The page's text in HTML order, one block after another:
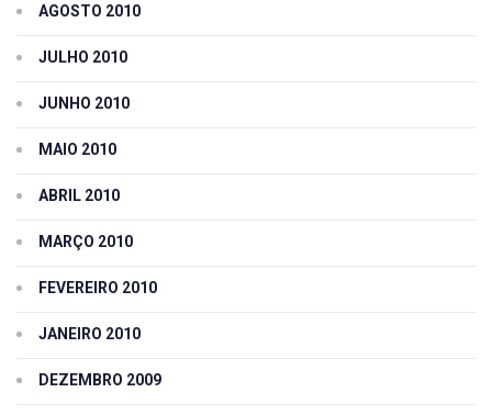
AGOSTO 2010
JULHO 2010
JUNHO 2010
MAIO 2010
ABRIL 2010
MARÇO 2010
FEVEREIRO 2010
JANEIRO 2010
DEZEMBRO 2009